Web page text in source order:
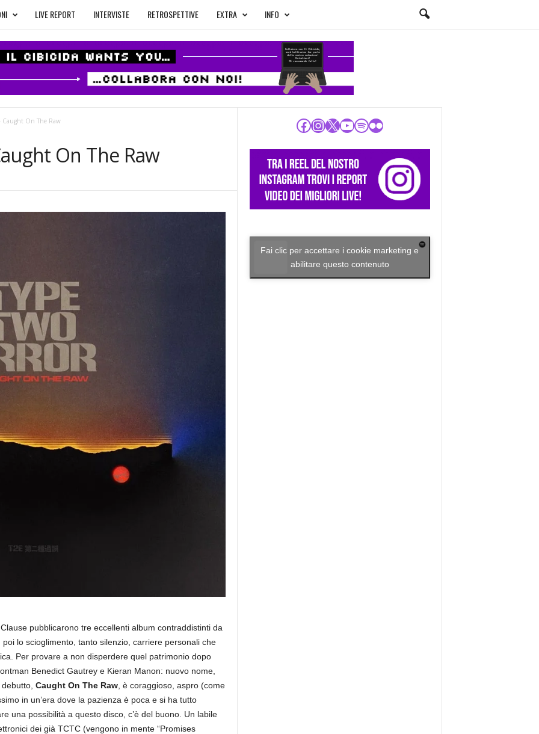
LIVE REPORT INTERVISTE RETROSPETTIVE EXTRA INFO
Caught On The Raw
On The Raw
pubblicarono tre eccellenti album contraddistinti da
lo scioglimento, tanto silenzio, carriere personali che
Per provare a non disperdere quel patrimonio dopo
Benedict Gautrey e Kieran Manon: nuovo nome,
Caught On The Raw, è coraggioso, aspro (come
in un’era dove la pazienza è poca e si ha tutto
una possibilità a questo disco, c’è del buono. Un labile
dei già TCTC (vengono in mente “Promises
Facebook
Instagram
X YouTube
Spotify
Flickr
Fai clic per accettare i cookie marketing e
abilitare questo contenuto